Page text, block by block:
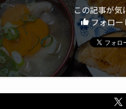
この記事が気
フォロー